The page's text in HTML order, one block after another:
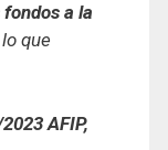
a la
lo que
AFIP,